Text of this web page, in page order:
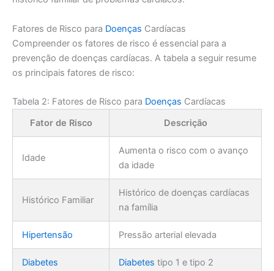
Fatores de Risco para Doenças Cardíacas
Compreender os fatores de risco é essencial para a
prevenção de doenças cardíacas. A tabela a seguir resume
os principais fatores de risco:
Tabela 2: Fatores de Risco para Doenças Cardíacas
Fator de Risco
Descrição
Idade
Aumenta o risco com o avanço
da idade
Histórico Familiar
Histórico de doenças cardíacas
na família
Hipertensão Pressão arterial elevada
Diabetes Diabetes tipo 1 e tipo 2